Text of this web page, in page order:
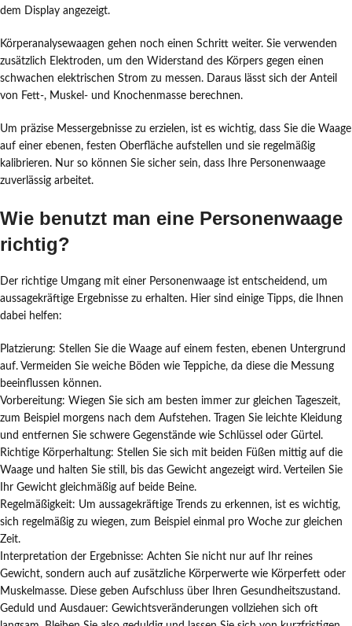
dem Display angezeigt.
Körperanalysewaagen gehen noch einen Schritt weiter. Sie verwenden
zusätzlich Elektroden, um den Widerstand des Körpers gegen einen
schwachen elektrischen Strom zu messen. Daraus lässt sich der Anteil
von Fett-, Muskel- und Knochenmasse berechnen.
Um präzise Messergebnisse zu erzielen, ist es wichtig, dass Sie die Waage
auf einer ebenen, festen Oberfläche aufstellen und sie regelmäßig
kalibrieren. Nur so können Sie sicher sein, dass Ihre Personenwaage
zuverlässig arbeitet.
Wie benutzt man eine Personenwaage
richtig?
Der richtige Umgang mit einer Personenwaage ist entscheidend, um
aussagekräftige Ergebnisse zu erhalten. Hier sind einige Tipps, die Ihnen
dabei helfen:
Platzierung: Stellen Sie die Waage auf einem festen, ebenen Untergrund
auf. Vermeiden Sie weiche Böden wie Teppiche, da diese die Messung
beeinflussen können.
Vorbereitung: Wiegen Sie sich am besten immer zur gleichen Tageszeit,
zum Beispiel morgens nach dem Aufstehen. Tragen Sie leichte Kleidung
und entfernen Sie schwere Gegenstände wie Schlüssel oder Gürtel.
Richtige Körperhaltung: Stellen Sie sich mit beiden Füßen mittig auf die
Waage und halten Sie still, bis das Gewicht angezeigt wird. Verteilen Sie
Ihr Gewicht gleichmäßig auf beide Beine.
Regelmäßigkeit: Um aussagekräftige Trends zu erkennen, ist es wichtig,
sich regelmäßig zu wiegen, zum Beispiel einmal pro Woche zur gleichen
Zeit.
Interpretation der Ergebnisse: Achten Sie nicht nur auf Ihr reines
Gewicht, sondern auch auf zusätzliche Körperwerte wie Körperfett oder
Muskelmasse. Diese geben Aufschluss über Ihren Gesundheitszustand.
Geduld und Ausdauer: Gewichtsveränderungen vollziehen sich oft